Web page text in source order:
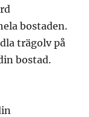
bostaden.
trägolv på
bostad.